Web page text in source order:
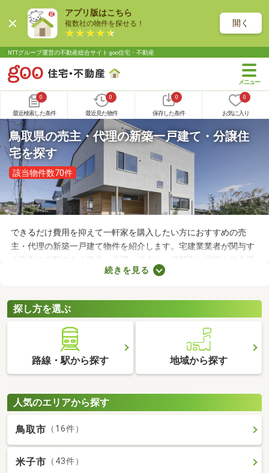
アプリ版はこちら
複数社の物件を探せる！ 開く
NTTグループ運営の不動産総合サイト goo住宅・不動産
0
最近検索した条件
0
最近見た物件
0
保存した条件
0
お気に入り
鳥取県の売主・代理の新築一戸建て・分譲住
宅を探す
該当物件数70件
できるだけ費用を抑えて一軒家を購入したい方におすすめの売
主・代理の新築一戸建て物件を紹介します。宅建業業者が関与す
る取引の種類である売主・代理・仲介は、種類別に特徴や仲介手
数料の有無が異なります。売主と代理で取引する際は仲介手数料
新築一戸建てを手に入れたい方は、ぜひチェックしてみてくださ
いね。
続きを見る
探し方を選ぶ
路線・駅から探す 地域から探す
人気のエリアから探す
鳥取市 （16件）
米子市 （43件）